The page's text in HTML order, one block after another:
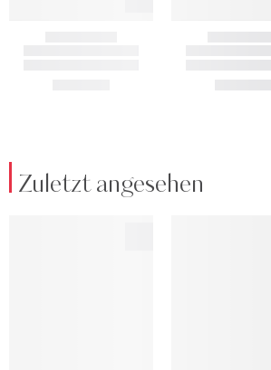
Zuletzt angesehen